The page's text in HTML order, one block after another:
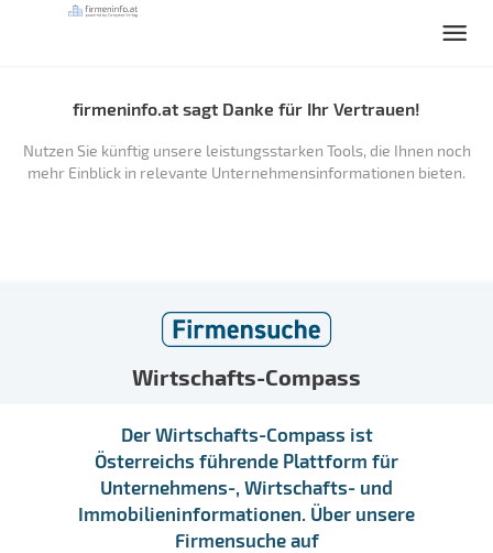
firmeninfo.at sagt Danke für Ihr Vertrauen!
Nutzen Sie künftig unsere leistungsstarken Tools, die Ihnen noch
mehr Einblick in relevante Unternehmensinformationen bieten.
Wirtschafts-Compass
Der Wirtschafts-Compass ist
Österreichs führende Plattform für
Unternehmens-, Wirtschafts- und
Immobilieninformationen. Über unsere
Firmensuche auf